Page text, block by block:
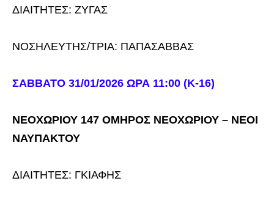
ΔΙΑΙΤΗΤΕΣ: ΖΥΓΑΣ
ΝΟΣΗΛΕΥΤΗΣ/ΤΡΙΑ: ΠΑΠΑΣΑΒΒΑΣ
ΣΑΒΒΑΤΟ 31/01/2026 ΩΡΑ 11:00 (Κ-16)
ΝΕΟΧΩΡΙΟΥ 147 ΟΜΗΡΟΣ ΝΕΟΧΩΡΙΟΥ – ΝΕΟΙ
ΝΑΥΠΑΚΤΟΥ
ΔΙΑΙΤΗΤΕΣ: ΓΚΙΑΦΗΣ